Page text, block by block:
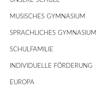
MUSISCHES GYMNASIUM
SPRACHLICHES GYMNASIUM
SCHULFAMILIE
INDIVIDUELLE FÖRDERUNG
EUROPA